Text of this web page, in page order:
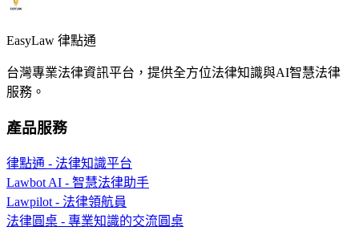
EasyLaw 律點通
台灣專業法律資訊平台，提供全方位法律知識與AI智慧法律
服務。
產品服務
律點通 - 法律知識平台
Lawbot AI - 智慧法律助手
Lawpilot - 法律領航員
法律圓桌 - 專業知識的交流圓桌